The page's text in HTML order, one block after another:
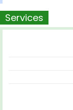
Services